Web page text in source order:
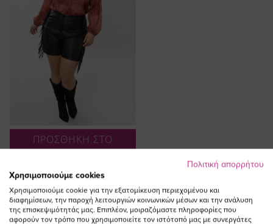
ΠΡΟΣΘΗΚΗ ΣΤΟ
ΚΑΛΑΘΙ
Leather-like shorts με κρόσια σε
μαύρο χρώμα
(-70%)
Ειδική
Τιμή
24,30 €
81,00 €
Πολιτική απορρήτου
Χρησιμοποιούμε cookies
Χρησιμοποιούμε cookie για την εξατομίκευση περιεχομένου και
διαφημίσεων, την παροχή λειτουργιών κοινωνικών μέσων και την ανάλυση
της επισκεψιμότητάς μας. Επιπλέον, μοιραζόμαστε πληροφορίες που
αφορούν τον τρόπο που χρησιμοποιείτε τον ιστότοπό μας με συνεργάτες